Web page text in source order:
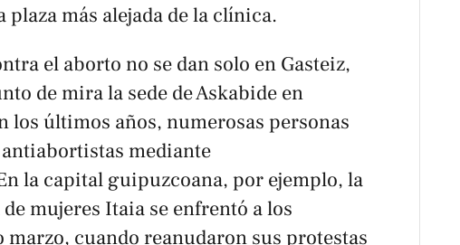
más alejada de la clínica.
el aborto no se dan solo en Gasteiz,
de mira la sede de Askabide en
los últimos años, numerosas personas
mediante
la capital guipuzcoana, por ejemplo, la
mujeres Itaia se enfrentó a los
cuando reanudaron sus protestas